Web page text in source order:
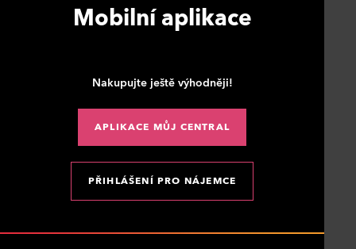
Mobilní aplikace
Nakupujte ještě výhodněji!
APLIKACE MŮJ CENTRAL
PŘIHLÁŠENÍ PRO NÁJEMCE